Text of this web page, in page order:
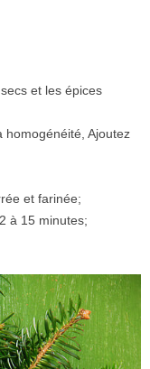
et les épices
homogénéité, Ajoutez
et farinée;
à 15 minutes;